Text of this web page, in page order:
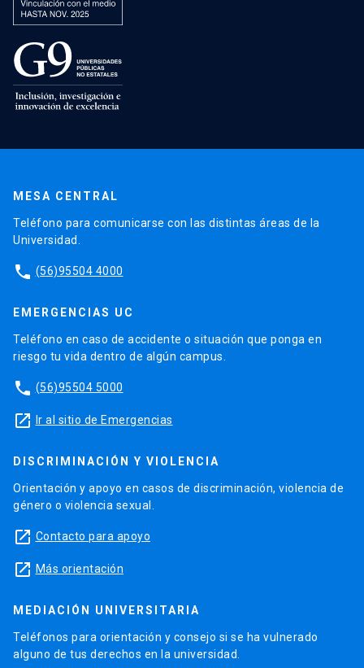
MESA CENTRAL
Teléfono para comunicarse con las distintas áreas de la
Universidad.
phone (56)95504 4000
EMERGENCIAS UC
Teléfono en caso de accidente o situación que ponga en
riesgo tu vida dentro de algún campus.
phone (56)95504 5000
launch Ir al sitio de Emergencias
DISCRIMINACIÓN Y VIOLENCIA
Orientación y apoyo en casos de discriminación, violencia de
género o violencia sexual.
launch Contacto para apoyo
launch Más orientación
MEDIACIÓN UNIVERSITARIA
Teléfonos para orientación y consejo si se ha vulnerado
alguno de tus derechos en la universidad.